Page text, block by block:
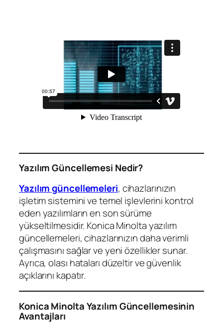
Yazılım Güncellemesi Nedir?
Yazılım güncellemeleri, cihazlarınızın
işletim sistemini ve temel işlevlerini kontrol
eden yazılımların en son sürüme
yükseltilmesidir. Konica Minolta yazılım
güncellemeleri, cihazlarınızın daha verimli
çalışmasını sağlar ve yeni özellikler sunar.
Ayrıca, olası hataları düzeltir ve güvenlik
açıklarını kapatır.
Konica Minolta Yazılım Güncellemesinin
Avantajları